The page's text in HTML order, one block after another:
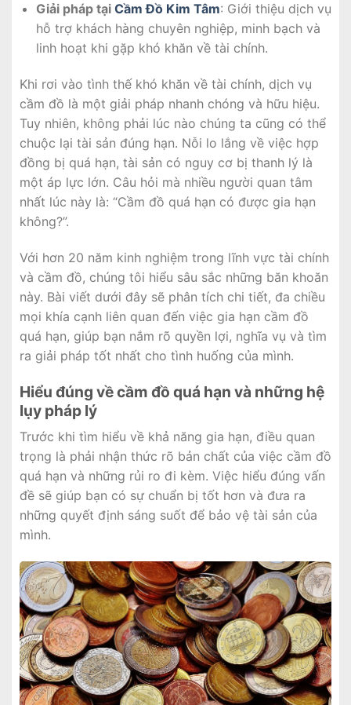
Giải pháp tại Cầm Đồ Kim Tâm: Giới thiệu dịch vụ
hỗ trợ khách hàng chuyên nghiệp, minh bạch và
linh hoạt khi gặp khó khăn về tài chính.
Khi rơi vào tình thế khó khăn về tài chính, dịch vụ
cầm đồ là một giải pháp nhanh chóng và hữu hiệu.
Tuy nhiên, không phải lúc nào chúng ta cũng có thể
chuộc lại tài sản đúng hạn. Nỗi lo lắng về việc hợp
đồng bị quá hạn, tài sản có nguy cơ bị thanh lý là
một áp lực lớn. Câu hỏi mà nhiều người quan tâm
nhất lúc này là: “Cầm đồ quá hạn có được gia hạn
không?”.
Với hơn 20 năm kinh nghiệm trong lĩnh vực tài chính
và cầm đồ, chúng tôi hiểu sâu sắc những băn khoăn
này. Bài viết dưới đây sẽ phân tích chi tiết, đa chiều
mọi khía cạnh liên quan đến việc gia hạn cầm đồ
quá hạn, giúp bạn nắm rõ quyền lợi, nghĩa vụ và tìm
ra giải pháp tốt nhất cho tình huống của mình.
Hiểu đúng về cầm đồ quá hạn và những hệ
lụy pháp lý
Trước khi tìm hiểu về khả năng gia hạn, điều quan
trọng là phải nhận thức rõ bản chất của việc cầm đồ
quá hạn và những rủi ro đi kèm. Việc hiểu đúng vấn
đề sẽ giúp bạn có sự chuẩn bị tốt hơn và đưa ra
những quyết định sáng suốt để bảo vệ tài sản của
mình.